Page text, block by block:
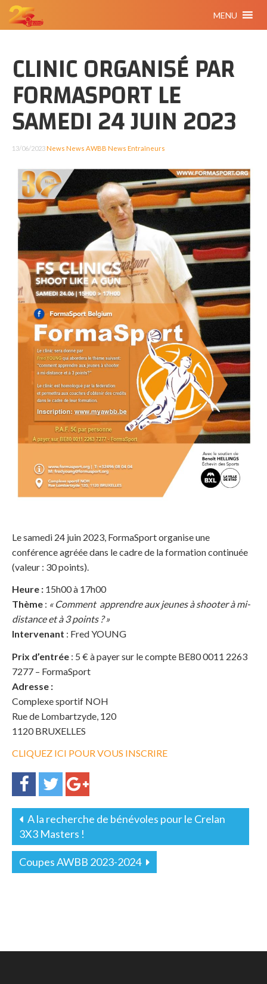
MENU
CLINIC ORGANISÉ PAR
FORMASPORT LE
SAMEDI 24 JUIN 2023
13/06/2023News News AWBB News Entraîneurs
Le samedi 24 juin 2023, FormaSport organise une
conférence agréée dans le cadre de la formation continuée
(valeur : 30 points).
Heure : 15h00 à 17h00
Thème : « Comment apprendre aux jeunes à shooter à mi-
distance et à 3 points ? »
Intervenant : Fred YOUNG
Prix d’entrée : 5 € à payer sur le compte BE80 0011 2263
7277 – FormaSport
Adresse :
Complexe sportif NOH
Rue de Lombartzyde, 120
1120 BRUXELLES
CLIQUEZ ICI POUR VOUS INSCRIRE
A la recherche de bénévoles pour le Crelan
3X3 Masters !
Coupes AWBB 2023-2024